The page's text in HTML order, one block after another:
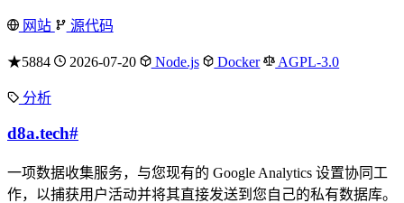
网站 源代码
★5884 2026-07-20 Node.js Docker AGPL-3.0
分析
d8a.tech#
一项数据收集服务，与您现有的 Google Analytics 设置协同工
作，以捕获用户活动并将其直接发送到您自己的私有数据库。